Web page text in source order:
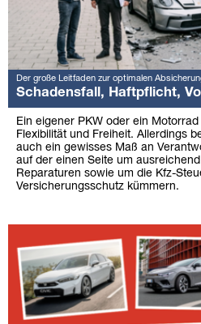
Der große Leitfaden zur optimalen
Schadensfall, Haftpflicht,
Ein eigener PKW oder ein
Flexibilität und Freiheit. Allerdings
auch ein gewisses Maß an
auf der einen Seite um
Reparaturen sowie um die Kfz-
Versicherungsschutz kümmern.